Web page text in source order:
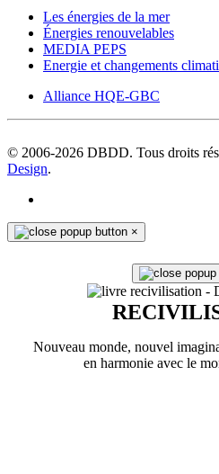
Les énergies de la mer
Énergies renouvelables
MEDIA PEPS
Energie et changements
Alliance HQE-GBC
© 2006-2026 DBDD. Tous droits
Design.
×
Nouveau monde, nouvel
en harmonie avec le